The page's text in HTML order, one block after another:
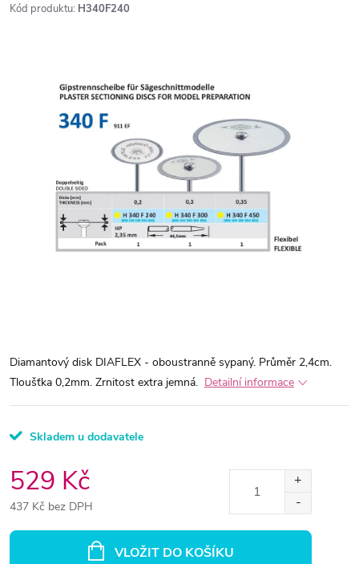
Kód produktu: H340F240
Diamantový disk DIAFLEX - oboustranně sypaný. Průměr 2,4cm.
Tloušťka 0,2mm. Zrnitost extra jemná. Detailní informace
Skladem u dodavatele
529 Kč
437 Kč bez DPH
VLOŽIT DO KOŠÍKU